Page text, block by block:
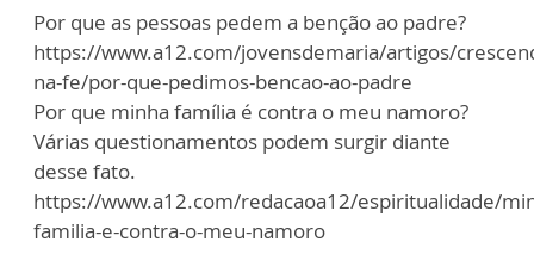
Por que as pessoas pedem a benção ao padre?
https://www.a12.com/jovensdemaria/artigos/
na-fe/por-que-pedimos-bencao-ao-padre
Por que minha família é contra o meu namoro?
Várias questionamentos podem surgir diante
desse fato.
https://www.a12.com/redacaoa12/espiritualidade/
familia-e-contra-o-meu-namoro